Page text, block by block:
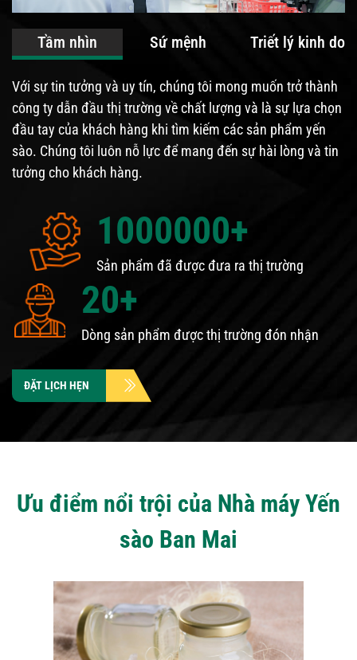
Tầm nhìn Sứ mệnh Triết lý kinh
Với sự tin tưởng và uy tín, chúng tôi mong muốn trở thành
công ty dẫn đầu thị trường về chất lượng và là sự lựa chọn
đầu tay của khách hàng khi tìm kiếm các sản phẩm yến
sào. Chúng tôi luôn nỗ lực để mang đến sự hài lòng và tin
tưởng cho khách hàng.
1000000+
Sản phẩm đã được đưa ra thị trường
20+
Dòng sản phẩm được thị trường đón nhận
ĐẶT LỊCH HẸN
Ưu điểm nổi trội của Nhà máy Yến
sào Ban Mai